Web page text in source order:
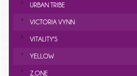
URBAN TRIBE
VICTORIA VYNN
VITALITY'S
YELLOW
Z.ONE